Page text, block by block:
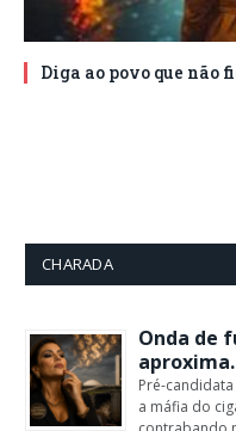
Diga ao povo que não
CHARADA
Onda de
Pré-
a máfia do